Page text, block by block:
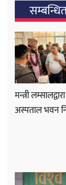
मन्त्री
अस्पताल भवन